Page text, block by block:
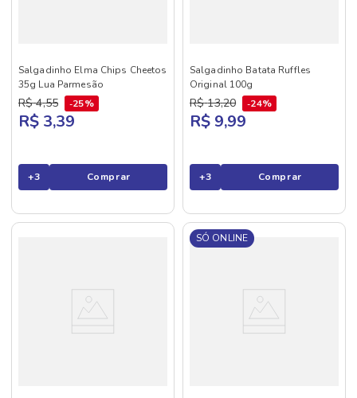
Salgadinho Elma Chips Cheetos
35g Lua Parmesão
R$ 4,55 25%
R$ 3,39
+3 Comprar
Salgadinho Batata Ruffles
Original 100g
R$ 13,20 24%
R$ 9,99
+3 Comprar
SÓ ONLINE